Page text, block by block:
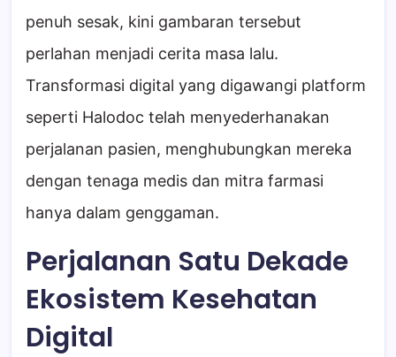
penuh sesak, kini gambaran tersebut
perlahan menjadi cerita masa lalu.
Transformasi digital yang digawangi platform
seperti Halodoc telah menyederhanakan
perjalanan pasien, menghubungkan mereka
dengan tenaga medis dan mitra farmasi
hanya dalam genggaman.
Perjalanan Satu Dekade
Ekosistem Kesehatan
Digital